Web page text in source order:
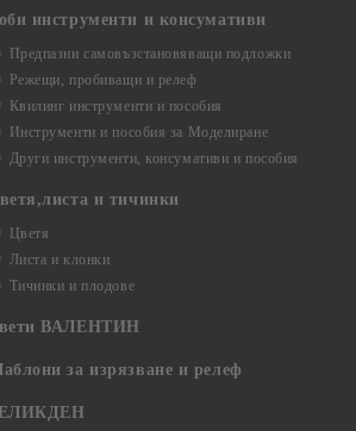
инструменти и консумативи
Предпазни самовъзстановяващи подложки
Режещи, пробиващи и релеф
Квилинг инструменти и пособия
Инструменти и пособия за Моделиране
Други инструменти, консумативи и пособия
и тичинки
Цветя
Листа и клонки
Тичинки и плодове
ВАЛЕНТИН
за изрязване и релеф